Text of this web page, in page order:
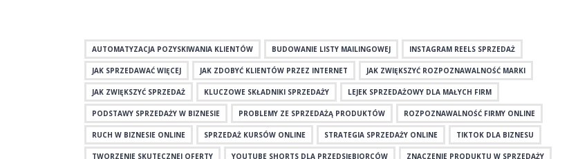
AUTOMATYZACJA POZYSKIWANIA KLIENTÓW BUDOWANIE LISTY MAILINGOWEJ INSTAGRAM REELS SPRZEDAŻ
JAK SPRZEDAWAĆ WIĘCEJ JAK ZDOBYĆ KLIENTÓW PRZEZ INTERNET JAK ZWIĘKSZYĆ ROZPOZNAWALNOŚĆ MARKI
JAK ZWIĘKSZYĆ SPRZEDAŻ KLUCZOWE SKŁADNIKI SPRZEDAŻY LEJEK SPRZEDAŻOWY DLA MAŁYCH FIRM
PODSTAWY SPRZEDAŻY W BIZNESIE PROBLEMY ZE SPRZEDAŻĄ PRODUKTÓW ROZPOZNAWALNOŚĆ FIRMY ONLINE
RUCH W BIZNESIE ONLINE SPRZEDAŻ KURSÓW ONLINE STRATEGIA SPRZEDAŻY ONLINE TIKTOK DLA BIZNESU
TWORZENIE SKUTECZNEJ OFERTY YOUTUBE SHORTS DLA PRZEDSIĘBIORCÓW ZNACZENIE PRODUKTU W SPRZEDAŻY